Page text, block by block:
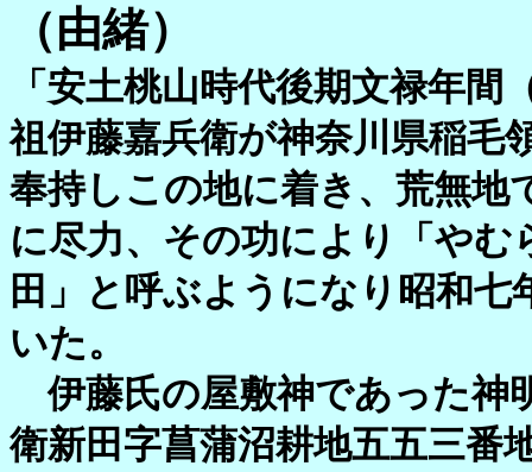
（由緒）
「安土桃山時代後期文禄年
祖伊藤嘉兵衛が神奈川県稲毛
奉持しこの地に着き、荒無地
に尽力、その功により「や
田」と呼ぶようになり昭和
いた。
伊藤氏の屋敷神であった神
衛新田字菖蒲沼耕地五五三番